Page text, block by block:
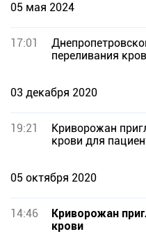
05 мая 2024
17:01
переливания
03 декабря 2020
19:21
Криворожан
крови для
05 октября 2020
14:46
Криворожан
крови